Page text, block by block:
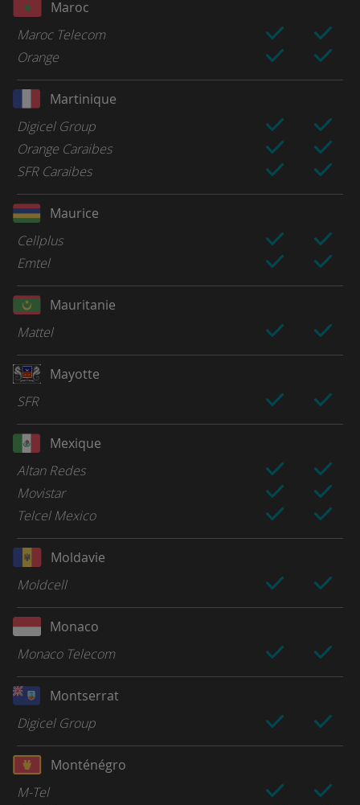
Maroc
Maroc Telecom
Orange
Martinique
Digicel Group
Orange Caraibes
SFR Caraibes
Maurice
Cellplus
Emtel
Mauritanie
Mattel
Mayotte
SFR
Mexique
Altan Redes
Movistar
Telcel Mexico
Moldavie
Moldcell
Monaco
Monaco Telecom
Montserrat
Digicel Group
Monténégro
M-Tel